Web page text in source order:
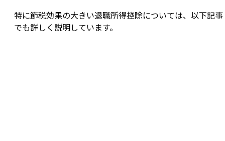
特に節税効果の大きい退職所得控除については、以下記事
でも詳しく説明しています。